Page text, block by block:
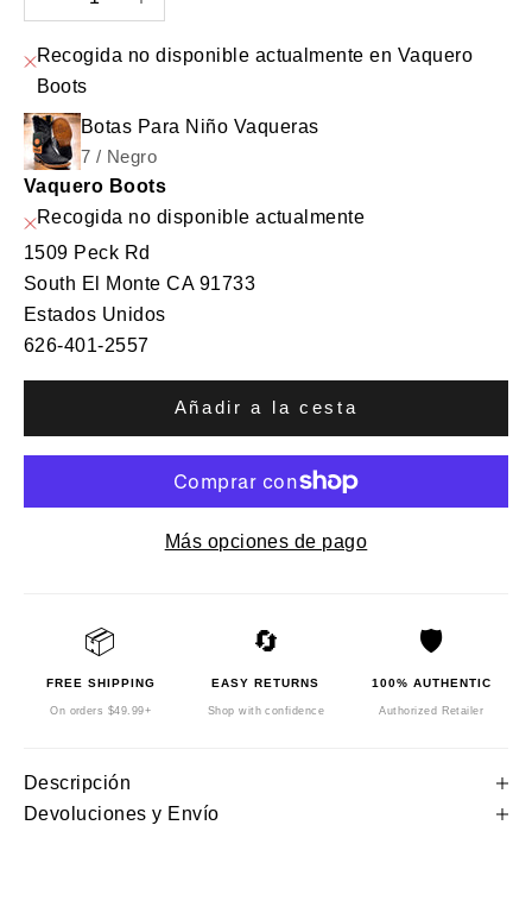
Recogida no disponible actualmente en Vaquero
Boots
Botas Para Niño Vaqueras
7 / Negro
Vaquero Boots
Recogida no disponible actualmente
1509 Peck Rd
South El Monte CA 91733
Estados Unidos
626-401-2557
Añadir a la cesta
Más opciones de pago
📦
FREE SHIPPING
On orders $49.99+
🔄
EASY RETURNS
Shop with confidence
🛡️
100% AUTHENTIC
Authorized Retailer
Descripción
Devoluciones y Envío